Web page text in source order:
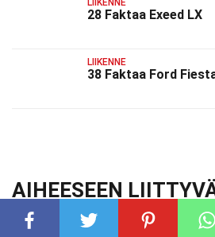
28 Faktaa Exeed LX
LIIKENNE
38 Faktaa Ford
AIHEESEEN